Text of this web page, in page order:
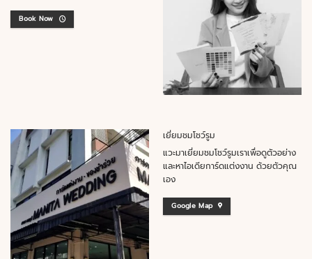
Book Now
เยี่ยมชมโชว์รูม
แวะมาเยี่ยมชมโชว์รูมเราเพื่อดูตัวอย่าง
และหาไอเดียการ์ดแต่งงาน ด้วยตัวคุณ
เอง
Google Map